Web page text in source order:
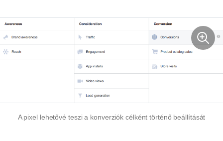
A pixel lehetővé teszi a konverziók célként történő beállítását